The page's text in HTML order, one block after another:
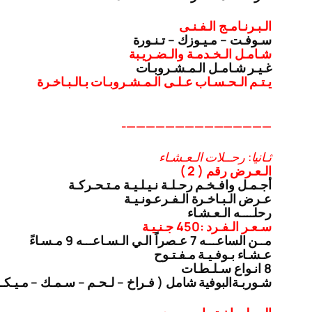
الـبـرنـامـج الـفـنـى
سـوفـت – مـيـوزك – تـنـورة
شـامـل الـخـدمـة والـضـريـبة
غـيـر شـامـل الـمـشـروبـات
يـتـم الـحـسـاب عـلـى الـمـشـروبـات بـالـبـاخـرة
———————————————-
ثـانيا: رحــلات الـعـشـاء
الـعـرض رقم ( 2 )
أجـمـل وافـخـم رحـلـة نـيـلـيـة مـتـحـركـة
عـرض الـبـاخـرة الـفـرعـونـيـة
رحلــــه الـعـشـاء
سـعـر الـفـرد :450 جـنـيـة
مــن الساعـــه 7 عـصراً الـي الـسـاعـــه 9 مـسـاءً
عـشـاء بـوفـيـة مـفـتـوح
8 انـواع سـلـطـات
شـوربـةالبوفية شامل ( فـراخ – لـحـم – سـمـك –